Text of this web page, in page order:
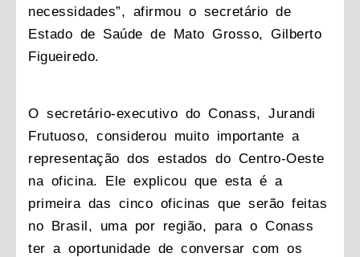
necessidades”, afirmou o secretário de
Estado de Saúde de Mato Grosso, Gilberto
Figueiredo.
O secretário-executivo do Conass, Jurandi
Frutuoso, considerou muito importante a
representação dos estados do Centro-Oeste
na oficina. Ele explicou que esta é a
primeira das cinco oficinas que serão feitas
no Brasil, uma por região, para o Conass
ter a oportunidade de conversar com os